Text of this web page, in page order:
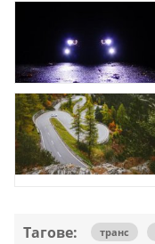
Тагове: транс